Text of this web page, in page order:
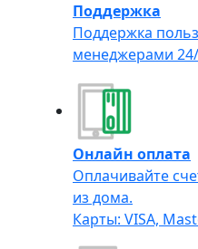
Поддержка
Поддержка
менеджерами
Онлайн оплата
Оплачивайте
из дома.
Карты: VISA,